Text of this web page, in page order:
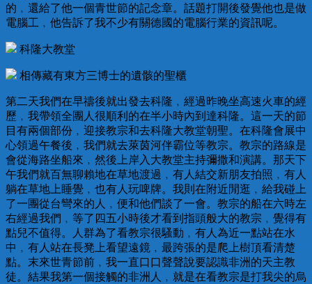
的﹐還給了他一個青世節的記念章。話題打開後發覺他也是做
電腦工﹐他告訴了我不少有關德國的電腦行業的資訊呢。
科隆大教堂
相傳藏有東方三博士的遺骸的聖櫃
第二天我們在早禱後就出發去科隆﹐經過昨晚坐高速火車的經
歷﹐我帶領全團人很順利的在半小時內到達科隆。這一天的節
目有兩個部份﹐迎接教宗和去科隆大教堂朝聖。在科隆會展中
心領過午餐後﹐我們就去萊茵河伴霸位等教宗。教宗的路線是
會從海路坐船來﹐然後上岸入大教堂主持彌撒和演講。那天下
午我們就百無聊賴地在草地渡過﹐有人結交新朋友拍照﹐有人
躺在草地上睡覺﹐也有人玩啤牌。我則在附近閒逛﹐給我碰上
了一團從台彎來的人﹐便和他們談了一會。教宗的船在六時左
右經過我們﹐等了四五小時後才看到指頭般大的教宗﹐覺得有
點兒不值得。人群為了看教宗很騷動﹐有人為近一點站在水
中﹐有人站在長凳上看望遠鏡﹐最跨張的是爬上樹頂看清楚
點。末來世青節前﹐我一直口口聲聲說要認識非洲的天主教
徒。結果我第一個接觸的非洲人﹐就是在看教宗是打我尖的烏